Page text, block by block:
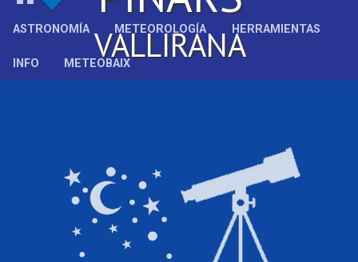
VALLIRANA
ASTRONOMÍA METEOROLOGÍA HERRAMIENTAS
INFO METEOBAIX